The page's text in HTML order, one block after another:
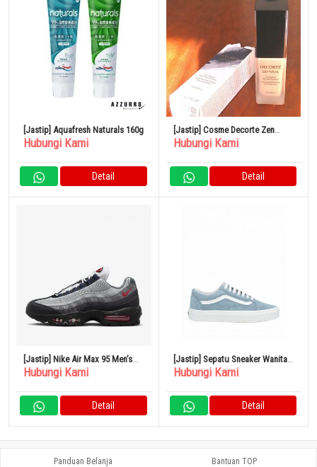
[Jastip] Aquafresh Naturals 160g
Hubungi Kami
Detail
[Jastip] Cosme Decorte Zen
Wear Fluid N31 30mLCosme
Hubungi Kami
Detail
[Jastip] Nike Air Max 95 Men’s
Shoes
Hubungi Kami
Detail
[Jastip] Sepatu Sneaker Wanita
Vans Warna Biru Langit
Hubungi Kami
Detail
Panduan Belanja Bantuan TOP